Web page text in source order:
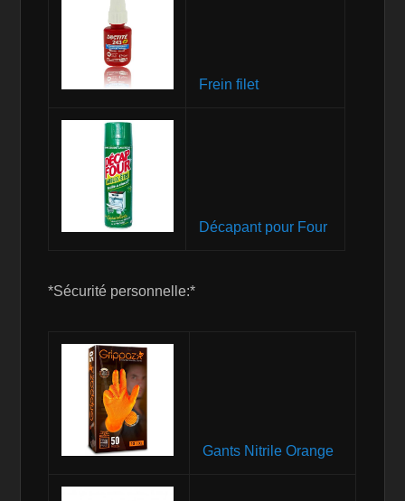
Frein filet
Décapant pour Four
*Sécurité personnelle:*
Gants Nitrile Orange